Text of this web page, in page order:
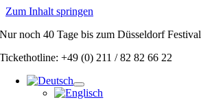
Zum Inhalt springen
Nur noch40 Tagebis zum Düsseldorf Festival
Tickethotline: +49 (0) 211 / 82 82 66 22